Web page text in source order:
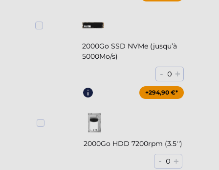
2000Go SSD NVMe (jusqu’à
5000Mo/s)
- 0 +
+294,90 €*
2000Go HDD 7200rpm (3.5'')
- 0 +